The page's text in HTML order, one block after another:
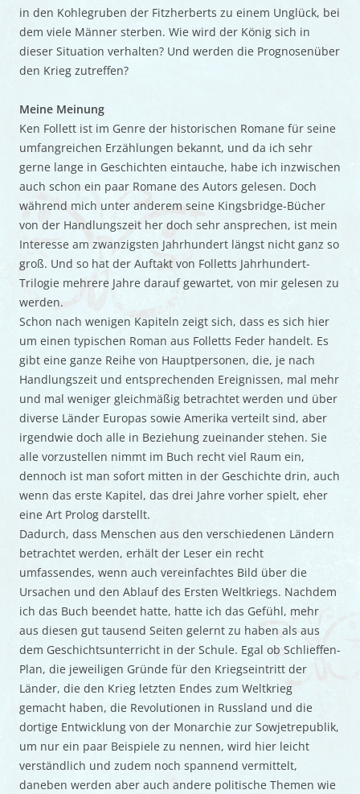
in den Kohlegruben der Fitzherberts zu einem Unglück, bei
dem viele Männer sterben. Wie wird der König sich in
dieser Situation verhalten? Und werden die Prognosenüber
den Krieg zutreffen?
Meine Meinung
Ken Follett ist im Genre der historischen Romane für seine
umfangreichen Erzählungen bekannt, und da ich sehr
gerne lange in Geschichten eintauche, habe ich inzwischen
auch schon ein paar Romane des Autors gelesen. Doch
während mich unter anderem seine Kingsbridge-Bücher
von der Handlungszeit her doch sehr ansprechen, ist mein
Interesse am zwanzigsten Jahrhundert längst nicht ganz so
groß. Und so hat der Auftakt von Folletts Jahrhundert-
Trilogie mehrere Jahre darauf gewartet, von mir gelesen zu
werden.
Schon nach wenigen Kapiteln zeigt sich, dass es sich hier
um einen typischen Roman aus Folletts Feder handelt. Es
gibt eine ganze Reihe von Hauptpersonen, die, je nach
Handlungszeit und entsprechenden Ereignissen, mal mehr
und mal weniger gleichmäßig betrachtet werden und über
diverse Länder Europas sowie Amerika verteilt sind, aber
irgendwie doch alle in Beziehung zueinander stehen. Sie
alle vorzustellen nimmt im Buch recht viel Raum ein,
dennoch ist man sofort mitten in der Geschichte drin, auch
wenn das erste Kapitel, das drei Jahre vorher spielt, eher
eine Art Prolog darstellt.
Dadurch, dass Menschen aus den verschiedenen Ländern
betrachtet werden, erhält der Leser ein recht
umfassendes, wenn auch vereinfachtes Bild über die
Ursachen und den Ablauf des Ersten Weltkriegs. Nachdem
ich das Buch beendet hatte, hatte ich das Gefühl, mehr
aus diesen gut tausend Seiten gelernt zu haben als aus
dem Geschichtsunterricht in der Schule. Egal ob Schlieffen-
Plan, die jeweiligen Gründe für den Kriegseintritt der
Länder, die den Krieg letzten Endes zum Weltkrieg
gemacht haben, die Revolutionen in Russland und die
dortige Entwicklung von der Monarchie zur Sowjetrepublik,
um nur ein paar Beispiele zu nennen, wird hier leicht
verständlich und zudem noch spannend vermittelt,
daneben werden aber auch andere politische Themen wie